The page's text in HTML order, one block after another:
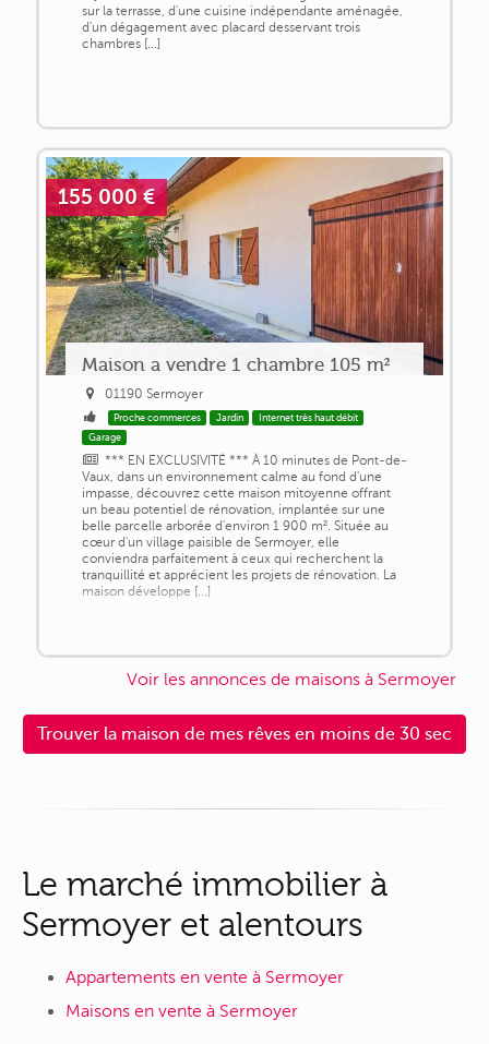
sur la terrasse, d'une cuisine indépendante aménagée,
d'un dégagement avec placard desservant trois
chambres [...]
155 000 €
Maison a vendre 1 chambre 105 m²
01190 Sermoyer
Proche commerces Jardin
Internet très haut débit
Garage
*** EN EXCLUSIVITÉ *** À 10 minutes de Pont-de-
Vaux, dans un environnement calme au fond d'une
impasse, découvrez cette maison mitoyenne offrant
un beau potentiel de rénovation, implantée sur une
belle parcelle arborée d'environ 1 900 m². Située au
cœur d'un village paisible de Sermoyer, elle
conviendra parfaitement à ceux qui recherchent la
tranquillité et apprécient les projets de rénovation. La
maison développe [...]
Voir les annonces de maisons à Sermoyer
Trouver la maison de mes rêves en moins de 30 sec
Le marché immobilier à
Sermoyer et alentours
Appartements en vente à Sermoyer
Maisons en vente à Sermoyer